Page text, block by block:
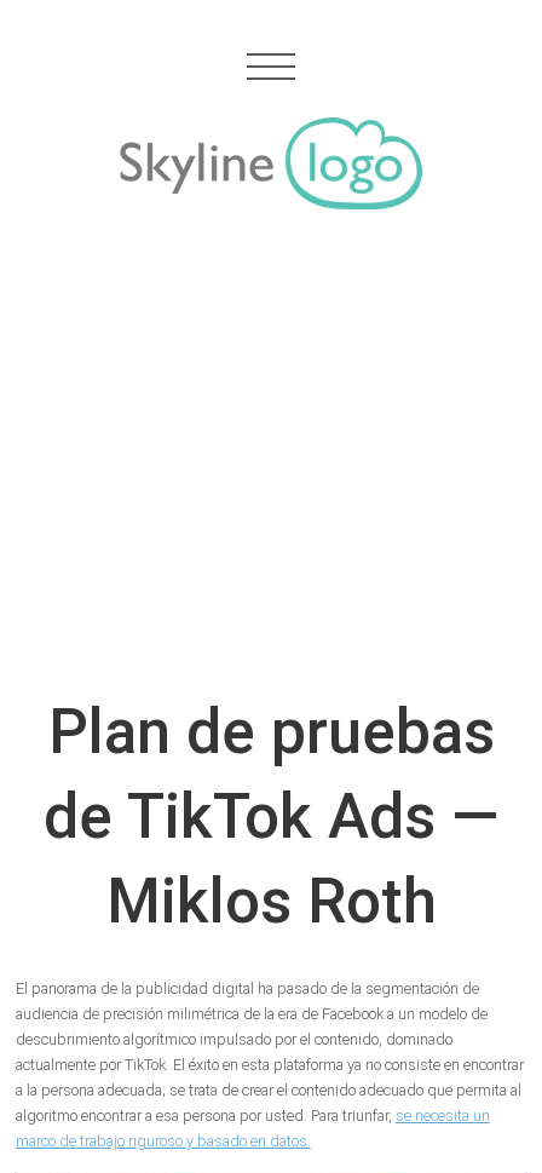
Plan de pruebas
de TikTok Ads —
Miklos Roth
El panorama de la publicidad digital ha pasado de la segmentación de
audiencia de precisión milimétrica de la era de Facebook a un modelo de
descubrimiento algorítmico impulsado por el contenido, dominado
actualmente por TikTok. El éxito en esta plataforma ya no consiste en encontrar
a la persona adecuada; se trata de crear el contenido adecuado que permita al
algoritmo encontrar a esa persona por usted. Para triunfar, se necesita un
marco de trabajo riguroso y basado en datos.